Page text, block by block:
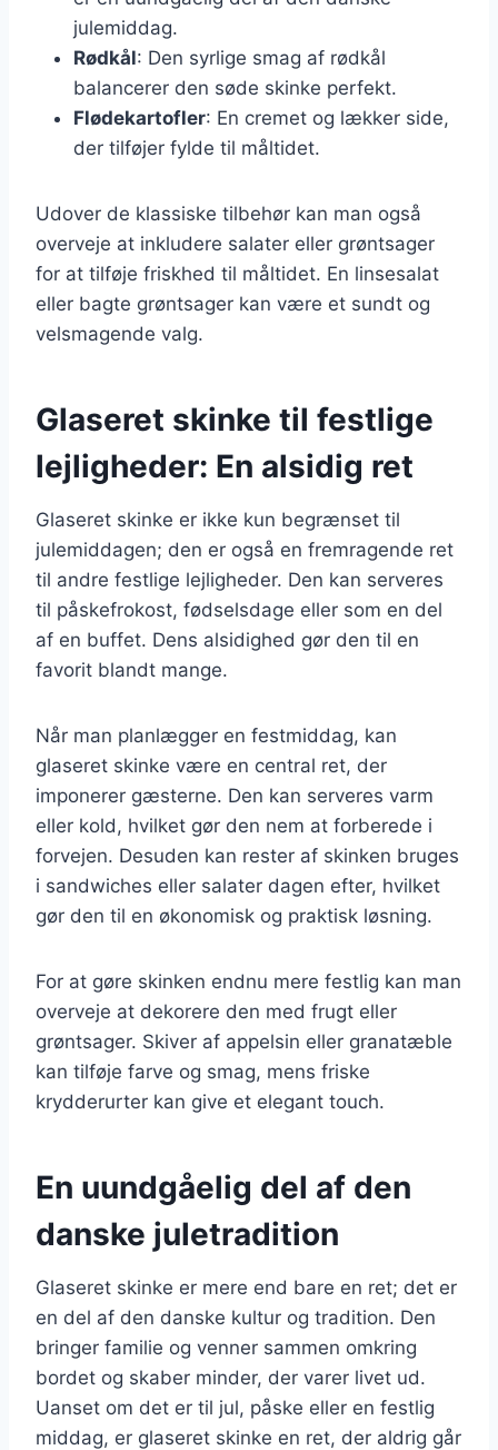
julemiddag.
Rødkål: Den syrlige smag af rødkål
balancerer den søde skinke perfekt.
Flødekartofler: En cremet og lækker side,
der tilføjer fylde til måltidet.
Udover de klassiske tilbehør kan man også
overveje at inkludere salater eller grøntsager
for at tilføje friskhed til måltidet. En linsesalat
eller bagte grøntsager kan være et sundt og
velsmagende valg.
Glaseret skinke til festlige
lejligheder: En alsidig ret
Glaseret skinke er ikke kun begrænset til
julemiddagen; den er også en fremragende ret
til andre festlige lejligheder. Den kan serveres
til påskefrokost, fødselsdage eller som en del
af en buffet. Dens alsidighed gør den til en
favorit blandt mange.
Når man planlægger en festmiddag, kan
glaseret skinke være en central ret, der
imponerer gæsterne. Den kan serveres varm
eller kold, hvilket gør den nem at forberede i
forvejen. Desuden kan rester af skinken bruges
i sandwiches eller salater dagen efter, hvilket
gør den til en økonomisk og praktisk løsning.
For at gøre skinken endnu mere festlig kan man
overveje at dekorere den med frugt eller
grøntsager. Skiver af appelsin eller granatæble
kan tilføje farve og smag, mens friske
krydderurter kan give et elegant touch.
En uundgåelig del af den
danske juletradition
Glaseret skinke er mere end bare en ret; det er
en del af den danske kultur og tradition. Den
bringer familie og venner sammen omkring
bordet og skaber minder, der varer livet ud.
Uanset om det er til jul, påske eller en festlig
middag, er glaseret skinke en ret, der aldrig går